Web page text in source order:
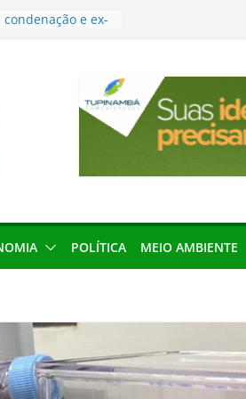
e ex-
podem barrar
de 2026 no
Amazônia
em São
discurso de
defesa do
públicaPOLÍTICA MEIO AMBIENTE